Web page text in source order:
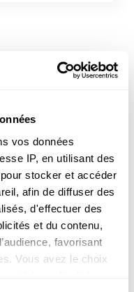
vos données
IP, en utilisant des
stocker et accéder
afin de diffuser des
d'effectuer des
et du contenu,
favorisant
Vous avez le choix
près de chez